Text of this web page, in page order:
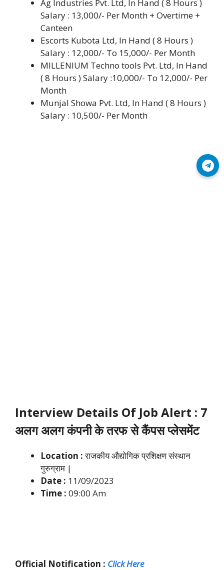
Ag Industries Pvt. Ltd, In Hand ( 8 Hours )
Salary : 13,000/- Per Month + Overtime +
Canteen
Escorts Kubota Ltd, In Hand ( 8 Hours )
Salary : 12,000/- To 15,000/- Per Month
MILLENIUM Techno tools Pvt. Ltd, In Hand
( 8 Hours ) Salary :10,000/- To 12,000/- Per
Month
Munjal Showa Pvt. Ltd, In Hand ( 8 Hours )
Salary : 10,500/- Per Month
Interview Details Of Job Alert : 7
अलग अलग कंपनी के तरफ से कैंपस प्लेसमेंट
Location :राजकीय औद्योगिक प्रशिक्षण संस्थान
गुरुग्राम |
Date : 11/09/2023
Time : 09:00 Am
Official Notification : Click Here